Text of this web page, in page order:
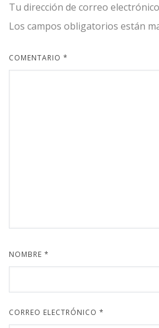
Tu dirección de correo
Los campos obligatorios están
COMENTARIO *
NOMBRE *
CORREO ELECTRÓNICO *